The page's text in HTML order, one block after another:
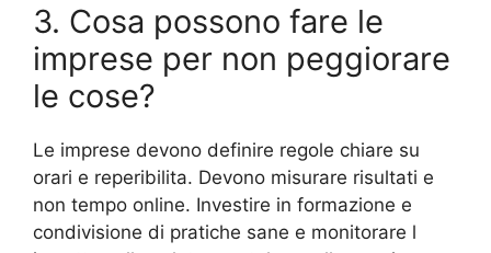
3. Cosa possono fare le
imprese per non peggiorare
le cose?
Le imprese devono definire regole chiare su
orari e reperibilita. Devono misurare risultati e
non tempo online. Investire in formazione e
condivisione di pratiche sane e monitorare l